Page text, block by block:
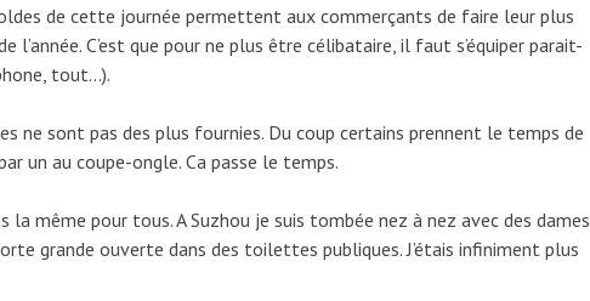
de cette journée permettent aux commerçants de faire leur plus
l’année. C’est que pour ne plus être célibataire, il faut s’équiper parait-
tout…).
ne sont pas des plus fournies. Du coup certains prennent le temps de
un au coupe-ongle. Ca passe le temps.
la même pour tous. A Suzhou je suis tombée nez à nez avec des dames
grande ouverte dans des toilettes publiques. J’étais infiniment plus